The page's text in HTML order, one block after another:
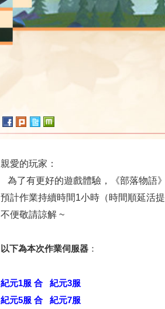
親愛的玩家：
為了有更好的遊戲體驗，《部落物語
預計作業持續時間1小時（時間順延活
不便敬請諒解 ~
以下為本次作業伺服器：
紀元1服 合 紀元3服
紀元5服 合 紀元7服